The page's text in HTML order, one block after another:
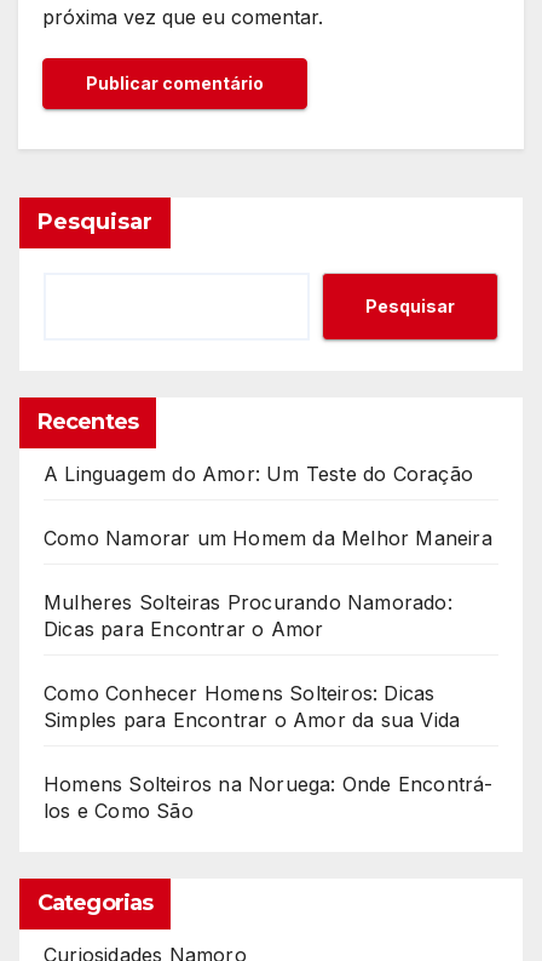
próxima vez que eu comentar.
Pesquisar
Pesquisar
Recentes
A Linguagem do Amor: Um Teste do Coração
Como Namorar um Homem da Melhor Maneira
Mulheres Solteiras Procurando Namorado:
Dicas para Encontrar o Amor
Como Conhecer Homens Solteiros: Dicas
Simples para Encontrar o Amor da sua Vida
Homens Solteiros na Noruega: Onde Encontrá-
los e Como São
Categorias
Curiosidades Namoro